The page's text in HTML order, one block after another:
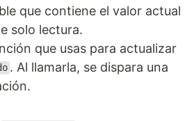
que contiene el valor actual
solo lectura.
que usas para actualizar
. Al llamarla, se dispara una